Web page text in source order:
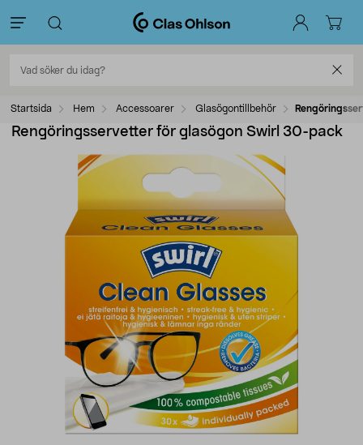
Startsida Hem Accessoarer Glasögontillbehör
Rengöringsservetter för glasögon Swirl 30-pack